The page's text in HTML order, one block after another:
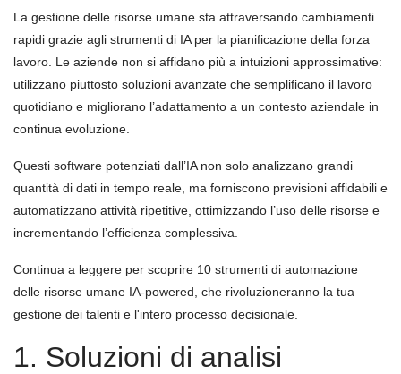
La gestione delle risorse umane sta attraversando cambiamenti
rapidi grazie agli strumenti di IA per la pianificazione della forza
lavoro. Le aziende non si affidano più a intuizioni approssimative:
utilizzano piuttosto soluzioni avanzate che semplificano il lavoro
quotidiano e migliorano l’adattamento a un contesto aziendale in
continua evoluzione.
Questi software potenziati dall’IA non solo analizzano grandi
quantità di dati in tempo reale, ma forniscono previsioni affidabili e
automatizzano attività ripetitive, ottimizzando l’uso delle risorse e
incrementando l’efficienza complessiva.
Continua a leggere per scoprire 10 strumenti di automazione
delle risorse umane IA-powered, che rivoluzioneranno la tua
gestione dei talenti e l'intero processo decisionale.
1. Soluzioni di analisi